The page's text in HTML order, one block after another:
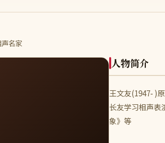
名家
人物简介
王文友(1947- )
长友学习相声表
象》等